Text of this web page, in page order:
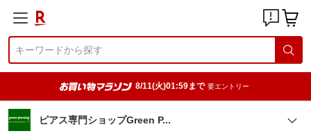
8/11(火)01:59まで 要エントリー
ピアス専門ショップGreen P